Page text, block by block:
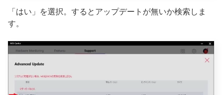
「はい」を選択。するとアップデートが無いか検索しま
す。